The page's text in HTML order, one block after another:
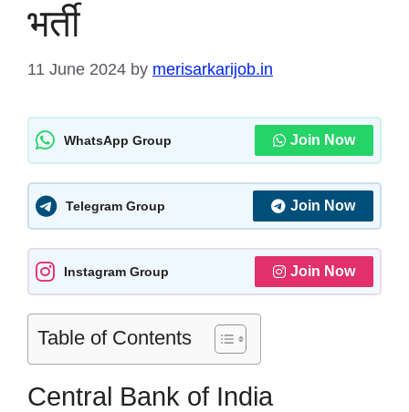
भर्ती
11 June 2024 by merisarkarijob.in
WhatsApp Group Join Now
Telegram Group Join Now
Instagram Group Join Now
Table of Contents
Central Bank of India